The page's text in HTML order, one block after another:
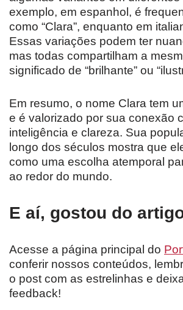
exemplo, em espanhol, é
como “Clara”, enquanto em
Essas variações podem ter
mas todas compartilham a
significado de “brilhante” ou
Em resumo, o nome Clara tem
e é valorizado por sua conexão
inteligência e clareza. Sua
longo dos séculos mostra que
como uma escolha atemporal
ao redor do mundo.
E aí, gostou do
Acesse a página principal do
conferir nossos conteúdos,
o post com as estrelinhas e
feedback!